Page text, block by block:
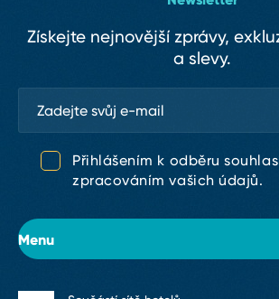
Menu
Získejte nejnovější zprávy,
a slevy.
Přihlášením k odběru
zpracováním vašich údajů.